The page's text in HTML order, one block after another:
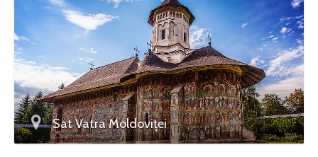
Sat Vatra Moldoviței